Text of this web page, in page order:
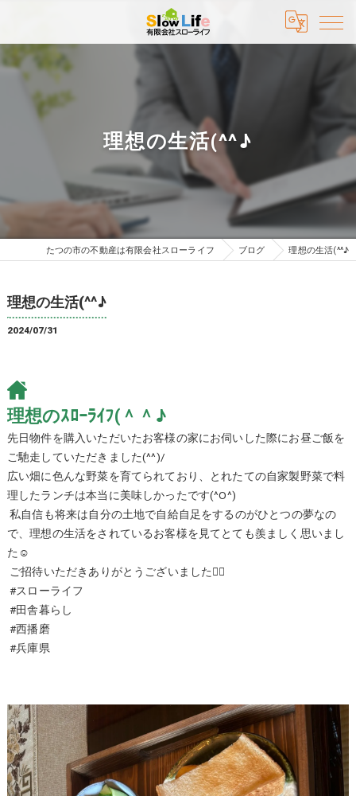
理想の生活(^^♪
たつの市の不動産は有限会社スローライフ ブログ 理想の生活(^^♪
理想の生活(^^♪
2024/07/31
理想のｽﾛｰﾗｲﾌ(＾＾♪
先日物件を購入いただいたお客様の家にお伺いした際にお昼ご飯を
ご馳走していただきました(^^)/
広い畑に色んな野菜を育てられており、とれたての自家製野菜で料
理したランチは本当に美味しかったです(^O^)
私自信も将来は自分の土地で自給自足をするのがひとつの夢なの
で、理想の生活をされているお客様を見てとても羨ましく思いまし
た☺️
ご招待いただきありがとうございました🙇‍♂️
#スローライフ
#田舎暮らし
#西播磨
#兵庫県